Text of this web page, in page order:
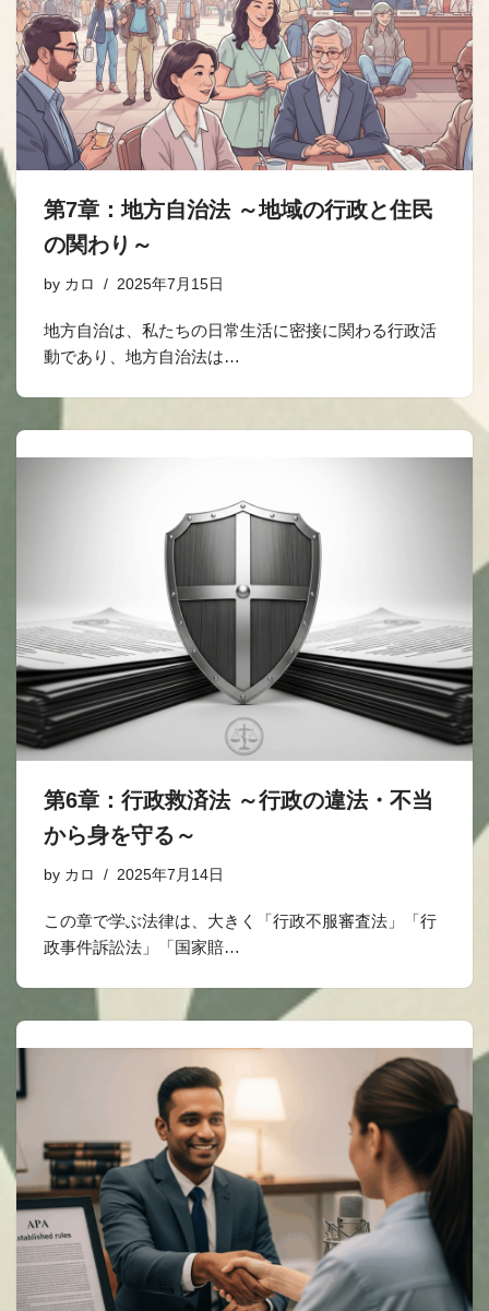
第7章：地方自治法 ～地域の行政と住民
の関わり～
by カロ 2025年7月15日
地方自治は、私たちの日常生活に密接に関わる行政活
動であり、地方自治法は…
第6章：行政救済法 ～行政の違法・不当
から身を守る～
by カロ 2025年7月14日
この章で学ぶ法律は、大きく「行政不服審査法」「行
政事件訴訟法」「国家賠…